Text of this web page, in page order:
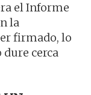
el Informe
la
firmado, lo
cerca